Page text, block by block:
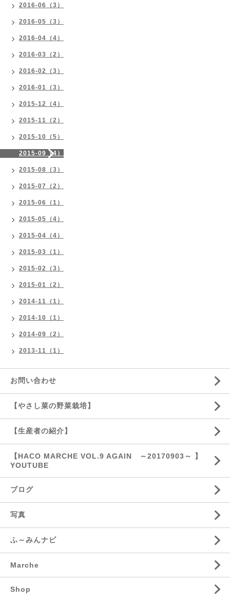
2016-06（3）
2016-05（3）
2016-04（4）
2016-03（2）
2016-02（3）
2016-01（3）
2015-12（4）
2015-11（2）
2015-10（5）
2015-09（4）
2015-08（3）
2015-07（2）
2015-06（1）
2015-05（4）
2015-04（4）
2015-03（1）
2015-02（3）
2015-01（2）
2014-11（1）
2014-10（1）
2014-09（2）
2013-11（1）
お問い合わせ
【やさし菜の野菜栽培】
【生産者の紹介】
【HACO MARCHE VOL.9 AGAIN ～20170903～ 】
YOUTUBE
ブログ
写真
ふ～みんナビ
Marche
Shop